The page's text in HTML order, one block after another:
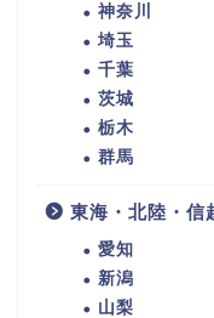
神奈川
埼玉
千葉
茨城
栃木
群馬
東海・北陸・信
愛知
新潟
山梨